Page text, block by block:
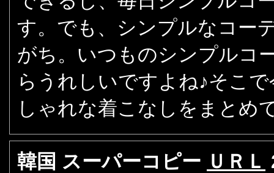
す。でも、シンプルなコー
がち。いつものシンプルコ
らうれしいですよね♪そこ
しゃれな着こなしをまとめ
韓国 スーパーコピー ＵＲＬ